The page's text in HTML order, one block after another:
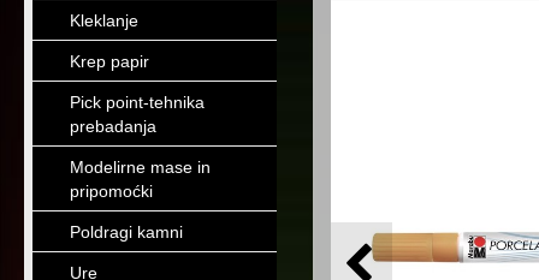
Kleklanje
Krep papir
Pick point-tehnika
prebadanja
Modelirne mase in
pripomoćki
Poldragi kamni
Ure